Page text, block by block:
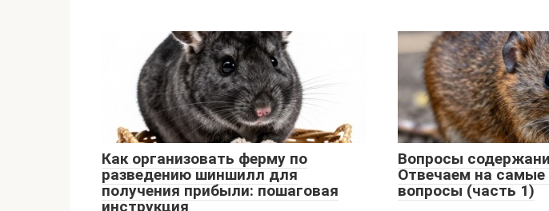
Как организовать ферму по
разведению шиншилл для
получения прибыли: пошаговая
инструкция
Вопросы
Отвечаем на самые
вопросы (часть 1)